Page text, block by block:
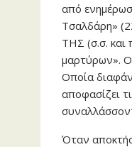
από
Τσαλδάρη»
ΤΗΣ (σ.σ. και
μαρτύρων».
Οποία
αποφασίζει
Όταν